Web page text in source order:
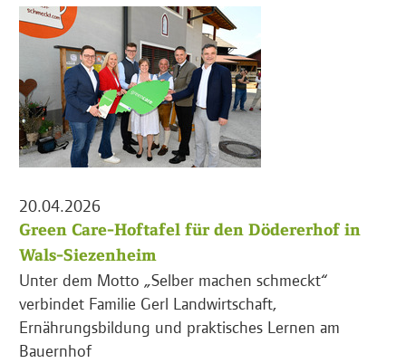
20.04.2026
Green Care-Hoftafel für den Dödererhof in
Wals-Siezenheim
Unter dem Motto „Selber machen schmeckt“
verbindet Familie Gerl Landwirtschaft,
Ernährungsbildung und praktisches Lernen am
Bauernhof